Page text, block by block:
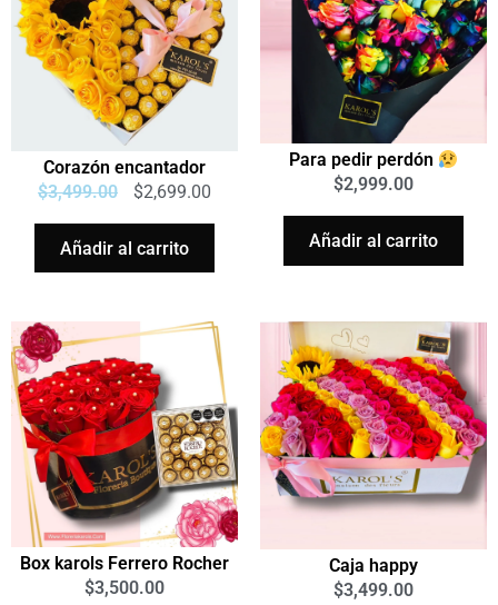
Corazón encantador
$3,499.00 $2,699.00
Añadir al carrito
Para pedir perdón
$2,999.00
Añadir al carrito
Box karols Ferrero Rocher
$3,500.00
Caja happy
$3,499.00